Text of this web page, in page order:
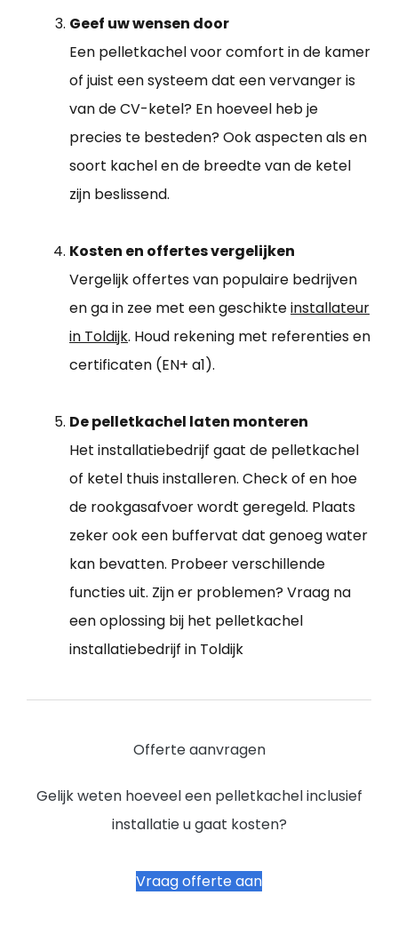
Geef uw wensen door
Een pelletkachel voor comfort in de kamer
of juist een systeem dat een vervanger is
van de CV-ketel? En hoeveel heb je
precies te besteden? Ook aspecten als en
soort kachel en de breedte van de ketel
zijn beslissend.
Kosten en offertes vergelijken
Vergelijk offertes van populaire bedrijven
en ga in zee met een geschikteinstallateur
in Toldijk. Houd rekening met referenties en
certificaten (EN+ a1).
De pelletkachel laten monteren
Het installatiebedrijf gaat de pelletkachel
of ketel thuis installeren. Check of en hoe
de rookgasafvoer wordt geregeld. Plaats
zeker ook een buffervat dat genoeg water
kan bevatten. Probeer verschillende
functies uit. Zijn er problemen? Vraag na
een oplossing bij het pelletkachel
installatiebedrijf in Toldijk
Offerte aanvragen
Gelijk weten hoeveel een pelletkachel inclusief
installatie u gaat kosten?
Vraag offerte aan